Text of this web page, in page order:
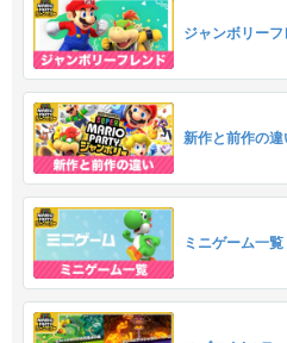
ジャンボリー
新作と前作の違
ミニゲーム一覧